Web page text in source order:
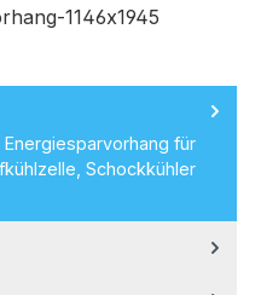
1146x1945
für
Schockkühler